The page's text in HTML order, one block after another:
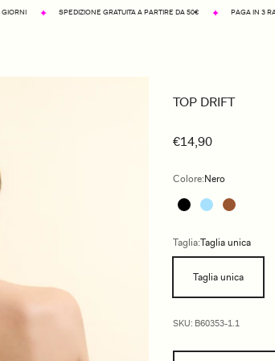
GRATUITA A PARTIRE DA 50€ PAGA IN 3 RATE CON KLARNA
TOP DRIFT
€14,90
Colore:Nero
Taglia:Taglia unica
Taglia unica
SKU: B60353-1.1